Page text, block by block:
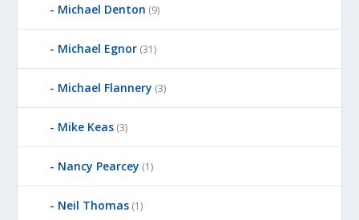
Michael Denton (9)
Michael Egnor (31)
Michael Flannery (3)
Mike Keas (3)
Nancy Pearcey (1)
Neil Thomas (1)